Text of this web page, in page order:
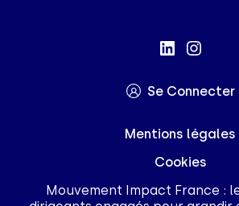
Se Connecter
Mentions légales
Cookies
Mouvement Impact France :